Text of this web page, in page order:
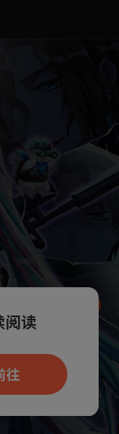
App新用
阅读
往